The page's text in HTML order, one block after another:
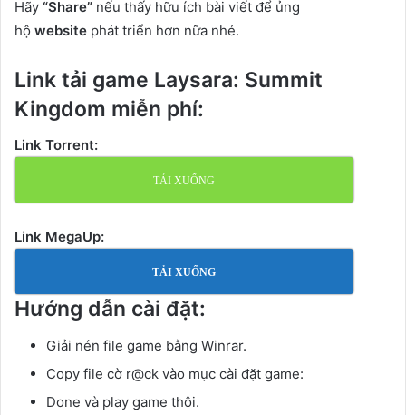
Hãy “Share” nếu thấy hữu ích bài viết để ủng
hộ website phát triển hơn nữa nhé.
Link tải game Laysara: Summit
Kingdom miễn phí:
Link Torrent:
TẢI XUỐNG
Link MegaUp:
TẢI XUỐNG
Hướng dẫn cài đặt:
Giải nén file game bằng Winrar.
Copy file cờ r@ck vào mục cài đặt game:
Done và play game thôi.